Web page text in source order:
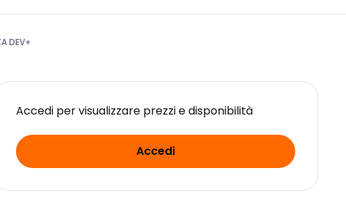
DEV+
Accedi per visualizzare prezzi e disponibilità
Accedi